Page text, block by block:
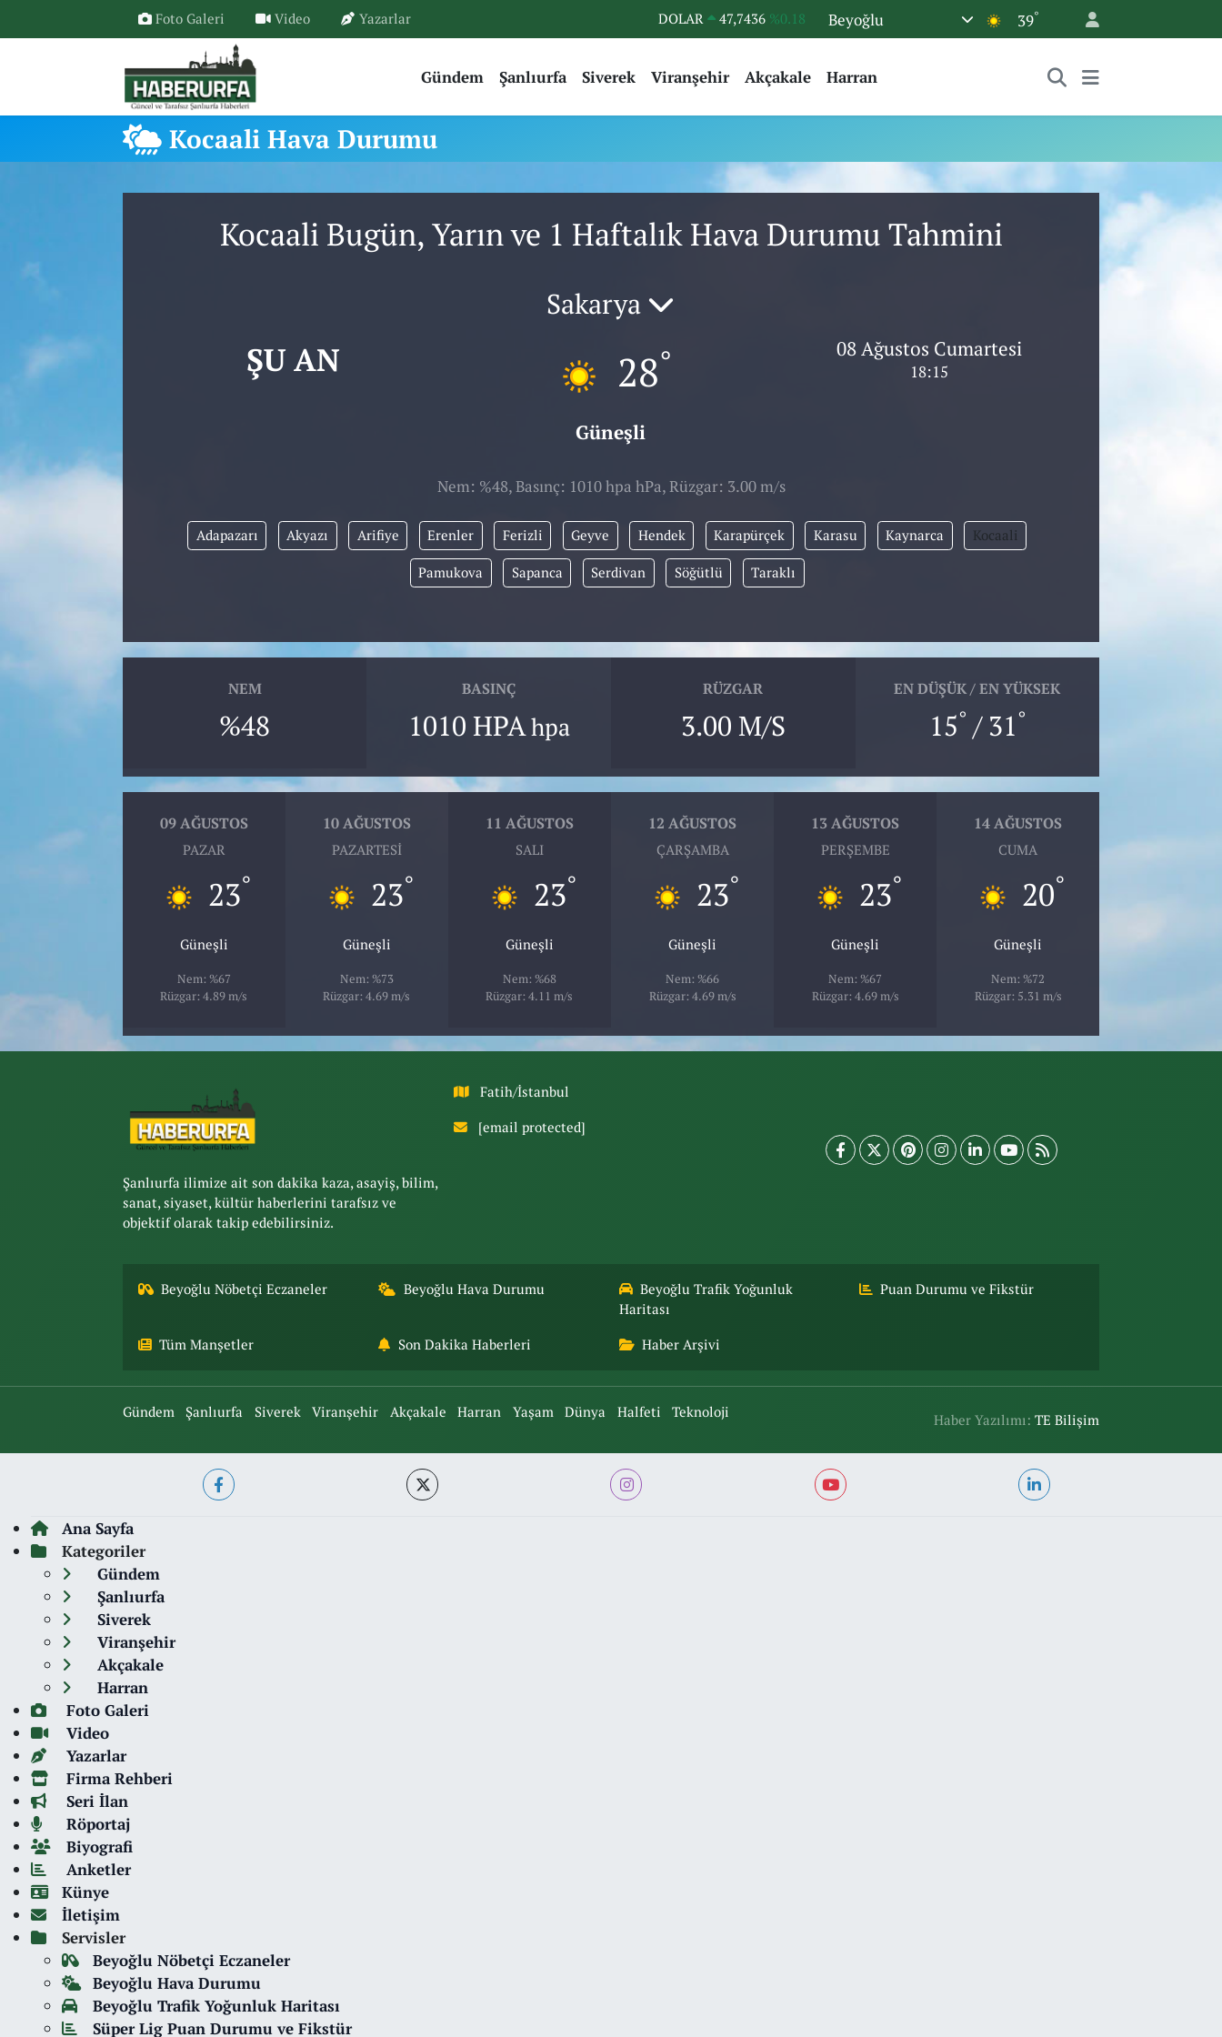
Foto Galeri Video Yazarlar DOLAR 47,7436 %0.18
STERLİN
64,4811 %0.38
GRAM ALTIN
6660.55 %0.03
%-0.18
Beyoğlu 39°
Gündem Şanlıurfa Siverek Viranşehir Akçakale Harran
Kocaali Hava Durumu
Kocaali Bugün, Yarın ve 1 Haftalık Hava Durumu Tahmini
ŞU AN
Sakarya
28°
Güneşli
08 Ağustos Cumartesi
18:15
Nem: %48, Basınç: 1010 hpa hPa, Rüzgar: 3.00 m/s
Adapazarı Akyazı Arifiye Erenler Ferizli Geyve Hendek Karapürçek Karasu Kaynarca Kocaali
Pamukova Sapanca Serdivan Söğütlü Taraklı
NEM
%48
BASINÇ
1010 HPAhpa
RÜZGAR
3.00 M/S
EN DÜŞÜK / EN YÜKSEK
15° / 31°
09 AĞUSTOS
PAZAR
23°
Güneşli
Nem: %67
Rüzgar: 4.89 m/s
10 AĞUSTOS
PAZARTESI
23°
Güneşli
Nem: %73
Rüzgar: 4.69 m/s
11 AĞUSTOS
SALI
23°
Güneşli
Nem: %68
Rüzgar: 4.11 m/s
12 AĞUSTOS
ÇARŞAMBA
23°
Güneşli
Nem: %66
Rüzgar: 4.69 m/s
13 AĞUSTOS
PERŞEMBE
23°
Güneşli
Nem: %67
Rüzgar: 4.69 m/s
14 AĞUSTOS
CUMA
20°
Güneşli
Nem: %72
Rüzgar: 5.31 m/s
Şanlıurfa ilimize ait son dakika kaza, asayiş, bilim,
sanat, siyaset, kültür haberlerini tarafsız ve
objektif olarak takip edebilirsiniz.
Fatih/İstanbul
[email protected]
Beyoğlu Nöbetçi Eczaneler Beyoğlu Hava Durumu
Beyoğlu Trafik Yoğunluk
Haritası
Puan Durumu ve Fikstür
Tüm Manşetler Son Dakika Haberleri Haber Arşivi
Gündem Şanlıurfa Siverek Viranşehir Akçakale Harran Yaşam Dünya Halfeti Teknoloji Haber Yazılımı:TE Bilişim
Ana Sayfa
Kategoriler
Gündem
Şanlıurfa
Siverek
Viranşehir
Akçakale
Harran
Foto Galeri
Video
Yazarlar
Firma Rehberi
Seri İlan
Röportaj
Biyografi
Anketler
Künye
İletişim
Servisler
Beyoğlu Nöbetçi Eczaneler
Beyoğlu Hava Durumu
Beyoğlu Trafik Yoğunluk Haritası
Süper Lig Puan Durumu ve Fikstür